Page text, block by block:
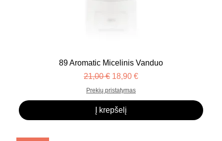
89 Aromatic Micelinis Vanduo
Įprastinė kaina
21,00 € Pardavimo kaina
18,90 €
Prekių pristatymas
Į krepšelį